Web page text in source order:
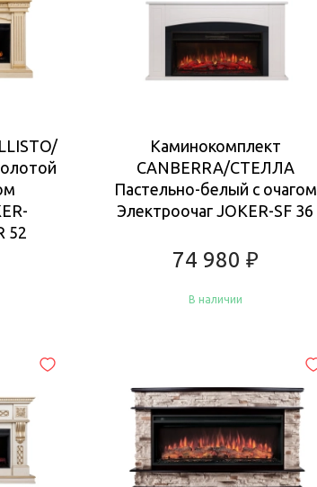
52
Каминокомплект
CANBERRA/СТЕЛЛА
Пастельно-белый с очагом
Электроочаг JOKER-SF 36
74 980 ₽
В наличии